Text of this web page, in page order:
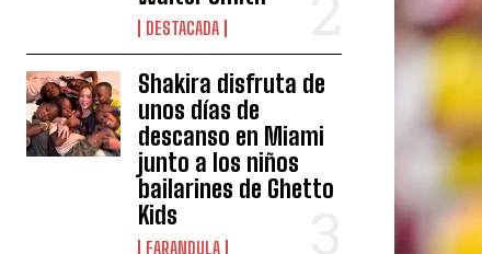
DESTACADA
Shakira disfruta de
unos días de
descanso en Miami
junto a los niños
bailarines de Ghetto
Kids
FARANDULA